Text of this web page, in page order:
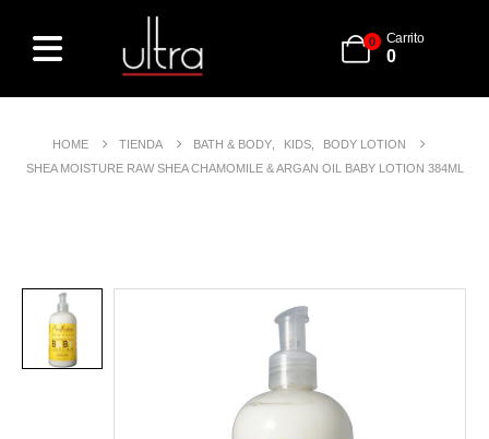
0 Carrito
0
HOME TIENDA BATH & BODY KIDS
BODY LOTION
SHEA MOISTURE RAW SHEA CHAMOMILE & ARGAN OIL BABY LOTION 384ML